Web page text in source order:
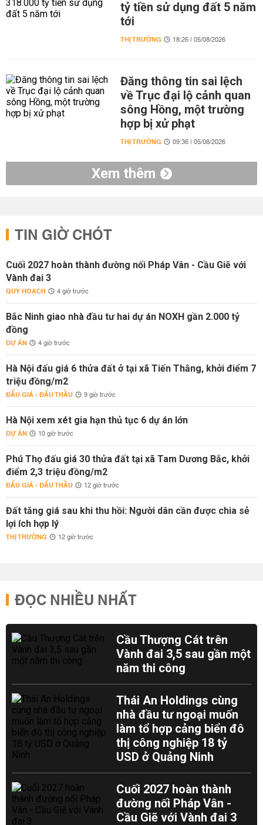
tỷ tiền sử dụng đất 5 năm
tới
THỊ TRƯỜNG 18:26 | 05/08/2026
Đăng thông tin sai lệch
về Trục đại lộ cảnh quan
sông Hồng, một trường
hợp bị xử phạt
THỊ TRƯỜNG 09:36 | 05/08/2026
Xem thêm
TIN GIỜ CHÓT
Cuối 2027 hoàn thành đường nối Pháp Vân - Cầu Giẽ với
Vành đai 3
QUY HOẠCH 4 giờ trước
Bắc Ninh giao nhà đầu tư hai dự án NOXH gần 2.000 tỷ
đồng
DỰ ÁN 4 giờ trước
Hà Nội đấu giá 6 thửa đất ở tại xã Tiến Thắng, khởi điểm 7
triệu đồng/m2
ĐẤU GIÁ - ĐẤU THẦU 9 giờ trước
Hà Nội xem xét gia hạn thủ tục 6 dự án lớn
DỰ ÁN 10 giờ trước
Phú Thọ đấu giá 30 thửa đất tại xã Tam Dương Bắc, khởi
điểm 2,3 triệu đồng/m2
ĐẤU GIÁ - ĐẤU THẦU 12 giờ trước
Đất tăng giá sau khi thu hồi: Người dân cần được chia sẻ
lợi ích hợp lý
THỊ TRƯỜNG 12 giờ trước
ĐỌC NHIỀU NHẤT
Cầu Thượng Cát trên
Vành đai 3,5 sau gần một
năm thi công
Thái An Holdings cùng
nhà đầu tư ngoại muốn
làm tổ hợp cảng biển đô
thị công nghiệp 18 tỷ
USD ở Quảng Ninh
Cuối 2027 hoàn thành
đường nối Pháp Vân -
Cầu Giẽ với Vành đai 3